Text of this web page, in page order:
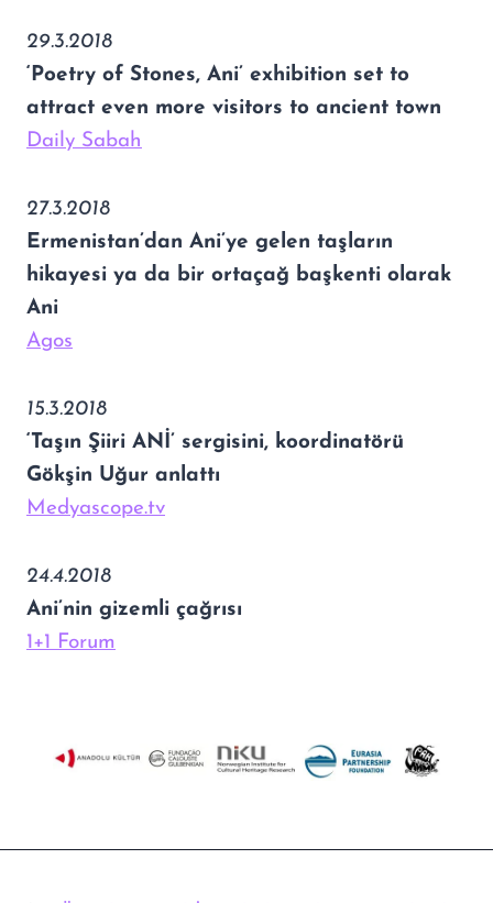
29.3.2018
‘Poetry of Stones, Ani’ exhibition set to
attract even more visitors to ancient town
Daily Sabah
27.3.2018
Ermenistan’dan Ani’ye gelen taşların
hikayesi ya da bir ortaçağ başkenti olarak
Ani
Agos
15.3.2018
‘Taşın Şiiri ANİ’ sergisini, koordinatörü
Gökşin Uğur anlattı
Medyascope.tv
24.4.2018
Ani’nin gizemli çağrısı
1+1 Forum